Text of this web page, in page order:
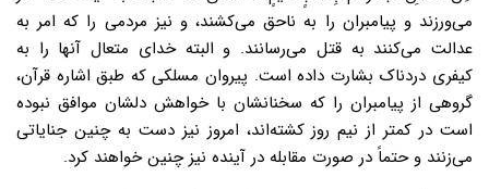
می‌ورزند و پیامبران را به ناحق می‌کشند، و نیز مردمی را که امر به
عدالت می‌کنند به قتل می‌رسانند. و البته خدای متعال آنها را به
کیفری دردناک بشارت داده است. پیروان مسلکی که طبق اشاره قرآن،
گروهی از پیامبران را که سخنانشان با خواهش دلشان موافق نبوده
است در کمتر از نیم روز کشته‌اند، امروز نیز دست به چنین جنایاتی
می‌زنند و حتماً در صورت مقابله در آینده نیز چنین خواهند کرد.